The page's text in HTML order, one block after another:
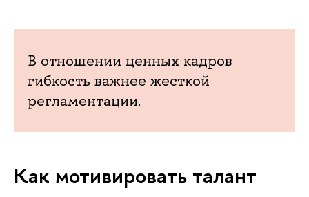
В отношении ценных кадров
гибкость важнее жесткой
регламентации.
Как мотивировать талант